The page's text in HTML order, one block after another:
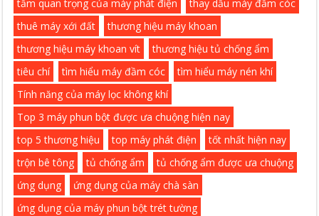
tầm quan trọng của máy phát điện
thay dầu máy đầm cóc
thuê máy xới đất
thương hiệu máy khoan
thương hiệu máy khoan vít
thương hiệu tủ chống ẩm
tiêu chí
tìm hiểu máy đầm cóc
tìm hiểu máy nén khí
Tính năng của máy lọc không khí
Top 3 máy phun bột được ưa chuộng hiện nay
top 5 thương hiệu
top máy phát điện
tốt nhất hiện nay
trộn bê tông
tủ chống ẩm
tủ chống ẩm được ưa chuộng
ứng dụng
ứng dụng của máy chà sàn
ứng dụng của máy phun bột trét tường